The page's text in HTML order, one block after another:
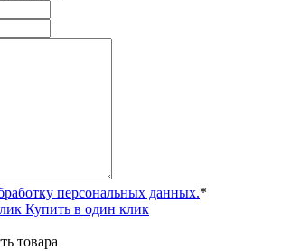
персональных данных.*
Купить в один клик
товара